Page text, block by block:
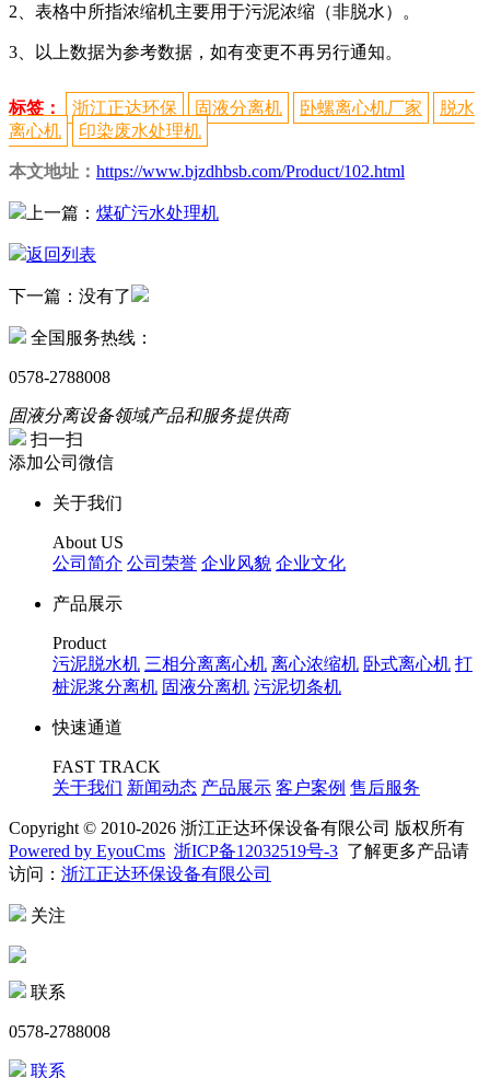
2、表格中所指浓缩机主要用于污泥浓缩（非脱水）。
3、以上数据为参考数据，如有变更不再另行通知。
标签： 浙江正达环保 固液分离机 卧螺离心机厂家
脱水
离心机
印染废水处理机
本文地址： https://www.bjzdhbsb.com/Product/102.html
上一篇： 煤矿污水处理机
返回列表
下一篇： 没有了
全国服务热线：
0578-2788008
固液分离设备领域产品和服务提供商
扫一扫
添加公司微信
关于我们
About US
公司简介 公司荣誉 企业风貌 企业文化
产品展示
Product
污泥脱水机 三相分离离心机 离心浓缩机 卧式离心机 打
桩泥浆分离机 固液分离机 污泥切条机
快速通道
FAST TRACK
关于我们 新闻动态 产品展示 客户案例 售后服务
Copyright © 2010-2026 浙江正达环保设备有限公司 版权所有
Powered by EyouCms 浙ICP备12032519号-3 了解更多产品请
访问： 浙江正达环保设备有限公司
关注
联系
0578-2788008
联系